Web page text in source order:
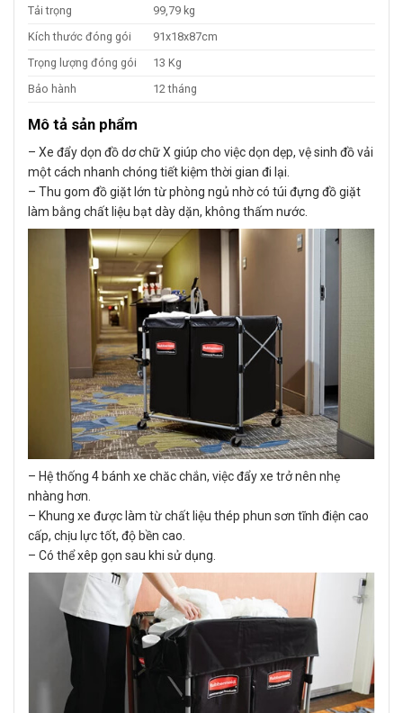
Tải trọng
99,79 kg
Kích thước đóng gói
91x18x87cm
Trọng lượng đóng gói
13 Kg
Bảo hành
12 tháng
Mô tả sản phẩm
– Xe đẩy dọn đồ dơ chữ X giúp cho việc dọn dẹp, vệ sinh đồ vải
một cách nhanh chóng tiết kiệm thời gian đi lại.
– Thu gom đồ giặt lớn từ phòng ngủ nhờ có túi đựng đồ giặt
làm bằng chất liệu bạt dày dặn, không thấm nước.
– Hệ thống 4 bánh xe chăc chắn, việc đẩy xe trở nên nhẹ
nhàng hơn.
– Khung xe được làm từ chất liệu thép phun sơn tĩnh điện cao
cấp, chịu lực tốt, độ bền cao.
– Có thể xêp gọn sau khi sử dụng.